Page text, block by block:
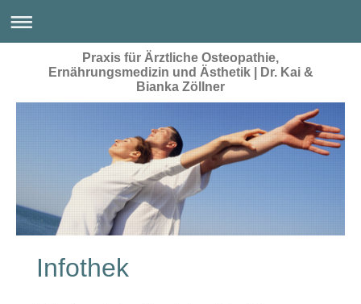
Praxis für Ärztliche Osteopathie,
Ernährungsmedizin und Ästhetik | Dr. Kai &
Bianka Zöllner
Infothek